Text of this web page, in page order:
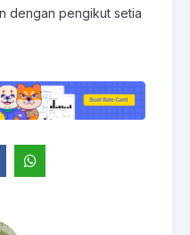
dengan pengikut setia